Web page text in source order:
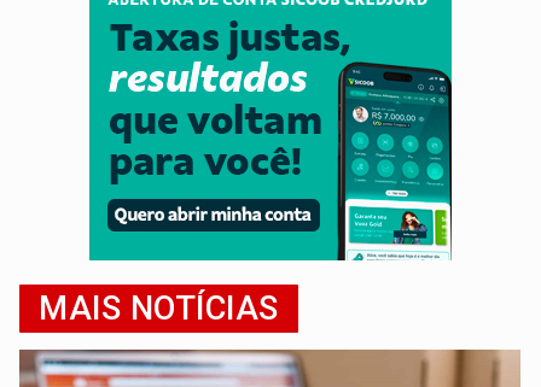
MAIS NOTÍCIAS